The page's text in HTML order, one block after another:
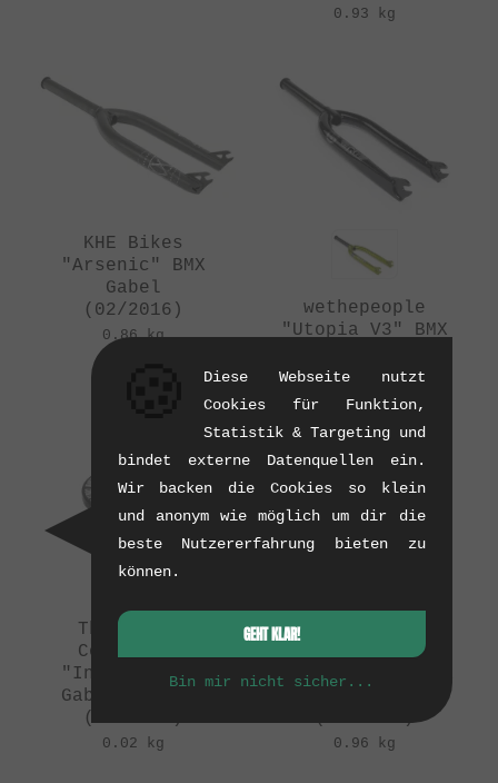
0.93 kg
KHE Bikes
"Arsenic" BMX
Gabel
(02/2016)
0.86 kg
wethepeople
"Utopia V3" BMX
(01/2016)
0.88 kg
The Shadow
Conspiracy
"Inceptiv V2"
Gabelschraube
(11/2015)
0.02 kg
Conspiracy
"Captive V2" BMX
0.96 kg
Diese Webseite nutzt
Cookies für Funktion,
Statistik & Targeting und
bindet externe Datenquellen ein.
Wir backen die Cookies so klein
und anonym wie möglich um dir die
beste Nutzererfahrung bieten zu
können.
GEHT KLAR!
Bin mir nicht sicher...